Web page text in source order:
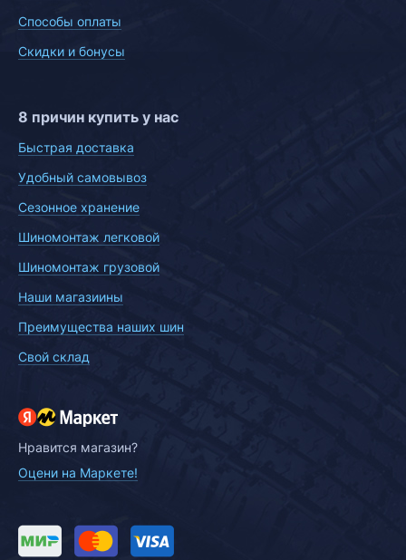
Способы оплаты
Скидки и бонусы
8 причин купить у нас
Быстрая доставка
Удобный самовывоз
Сезонное хранение
Шиномонтаж легковой
Шиномонтаж грузовой
Наши магазиины
Преимущества наших шин
Свой склад
Нравится магазин?
Оцени на Маркете!